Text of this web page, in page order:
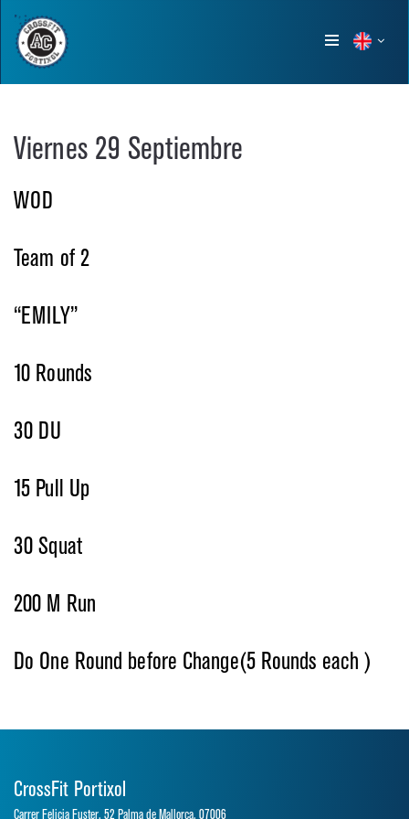
Show
Viernes 29 Septiembre
WOD
Team of 2
“EMILY”
10 Rounds
30 DU
15 Pull Up
30 Squat
200 M Run
Do One Round before Change(5 Rounds each )
CrossFit Portixol
Carrer Felicia Fuster, 52 Palma de Mallorca, 07006